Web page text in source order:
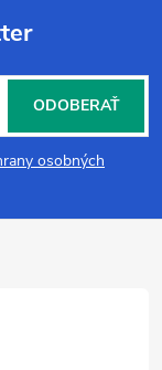
osobných
ODOBERAŤ